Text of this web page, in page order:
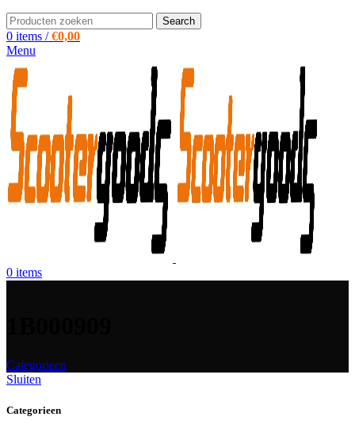
Search
0 items / €0,00
Menu
0 items
Categorieen
Sluiten
Categorieen